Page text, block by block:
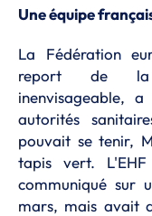
Une équipe
La Fédération
report de la
inenvisageable,
autorités
pouvait se tenir,
tapis vert.
communiqué sur
mars, mais avait